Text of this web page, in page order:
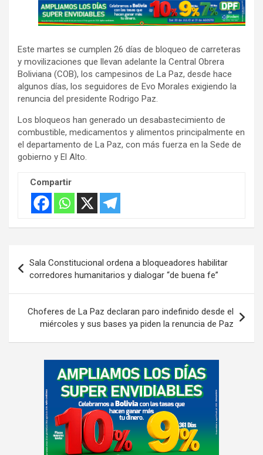
A
d
e
r
t
i
s
e
m
e
t
:
Este martes se cumplen 26 días de bloqueo de carreteras
y movilizaciones que llevan adelante la Central Obrera
Boliviana (COB), los campesinos de La Paz, desde hace
algunos días, los seguidores de Evo Morales exigiendo la
renuncia del presidente Rodrigo Paz.
Los bloqueos han generado un desabastecimiento de
combustible, medicamentos y alimentos principalmente en
el departamento de La Paz, con más fuerza en la Sede de
gobierno y El Alto.
Compartir
de
entradas
Sala Constitucional ordena a bloqueadores habilitar
corredores humanitarios y dialogar “de buena fe”
Choferes de La Paz declaran paro indefinido desde el
miércoles y sus bases ya piden la renuncia de Paz